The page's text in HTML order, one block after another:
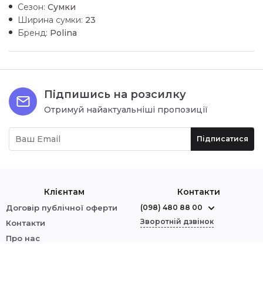
Сезон: Сумки
Ширина сумки: 23
Бренд: Polina
Підпишись на розсилку
Отримуй найактуальніші пропозиції
Підписатися
Клієнтам
Договір публічної оферти
Контакти
Про нас
Контакти
(098) 480 88 00
Зворотній дзвінок